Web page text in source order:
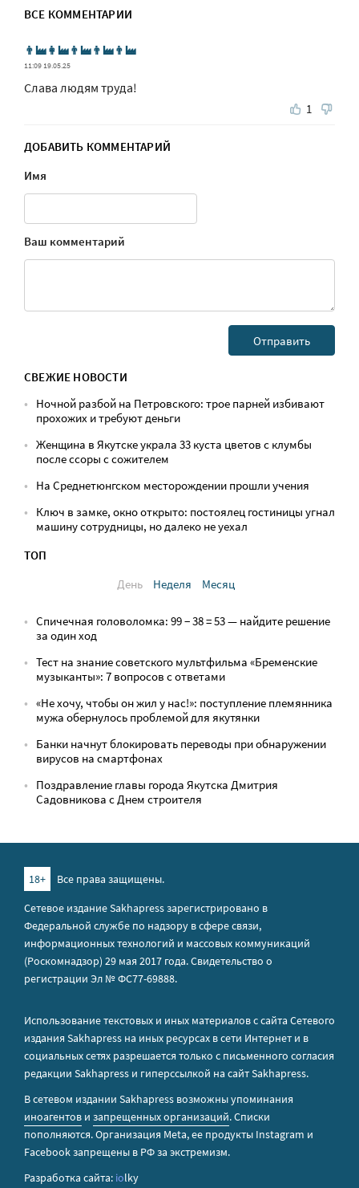
ВСЕ КОММЕНТАРИИ
👨‍🏭👩‍🏭👨‍🏭👨‍🏭👨‍🏭
11:09 19.05.25
Слава людям труда!
1
ДОБАВИТЬ КОММЕНТАРИЙ
Имя
Ваш комментарий
СВЕЖИЕ НОВОСТИ
Ночной разбой на Петровского: трое парней избивают
прохожих и требуют деньги
Женщина в Якутске украла 33 куста цветов с клумбы
после ссоры с сожителем
На Среднетюнгском месторождении прошли учения
Ключ в замке, окно открыто: постоялец гостиницы угнал
машину сотрудницы, но далеко не уехал
ТОП
День
Неделя Месяц
Спичечная головоломка: 99 − 38 = 53 — найдите решение
за один ход
Тест на знание советского мультфильма «Бременские
музыканты»: 7 вопросов с ответами
«Не хочу, чтобы он жил у нас!»: поступление племянника
мужа обернулось проблемой для якутянки
Банки начнут блокировать переводы при обнаружении
вирусов на смартфонах
Поздравление главы города Якутска Дмитрия
Садовникова с Днем строителя
18+
Все права защищены.
Сетевое издание Sakhapress зарегистрировано в
Федеральной службе по надзору в сфере связи,
информационных технологий и массовых коммуникаций
(Роскомнадзор) 29 мая 2017 года. Свидетельство о
регистрации Эл № ФС77-69888.
Использование текстовых и иных материалов с сайта Сетевого
издания Sakhapress на иных ресурсах в сети Интернет и в
социальных сетях разрешается только с письменного согласия
редакции Sakhapress и гиперссылкой на сайт Sakhapress.
В сетевом издании Sakhapress возможны упоминания
иноагентов и запрещенных организаций. Списки
пополняются. Организация Metа, ее продукты Instagram и
Facebook запрещены в РФ за экстремизм.
Разработка сайта: iolky